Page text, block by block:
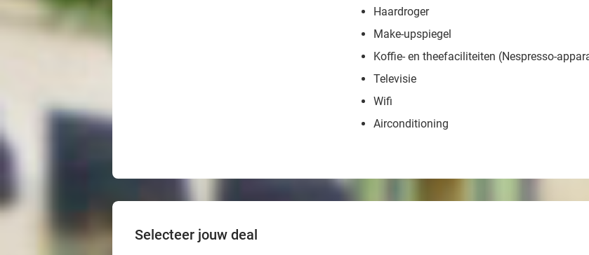
Haardroger
Make-upspiegel
Koffie- en theefaciliteiten (Nespresso-
Televisie
Wifi
Airconditioning
Selecteer jouw deal